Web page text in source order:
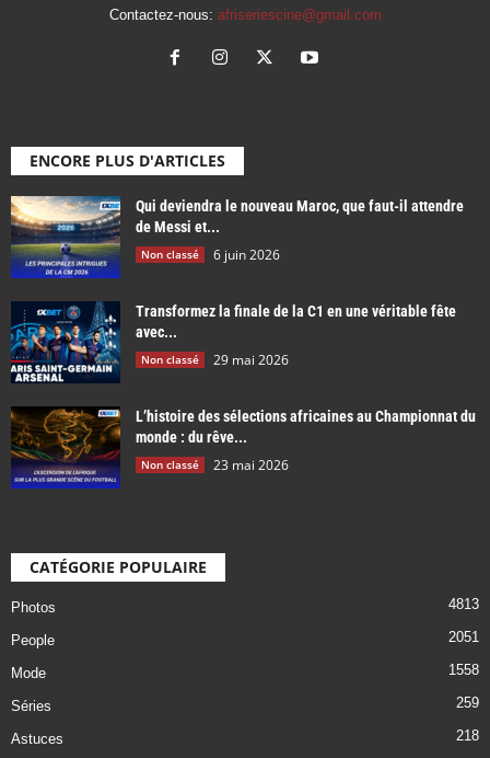
Contactez-nous: afriseriescine@gmail.com
ENCORE PLUS D'ARTICLES
Qui deviendra le nouveau Maroc, que faut-il attendre
de Messi et...
Non classé 6 juin 2026
Transformez la finale de la C1 en une véritable fête
avec...
Non classé 29 mai 2026
L’histoire des sélections africaines au Championnat du
monde : du rêve...
Non classé 23 mai 2026
CATÉGORIE POPULAIRE
Photos 4813
People 2051
Mode 1558
Séries 259
Astuces 218